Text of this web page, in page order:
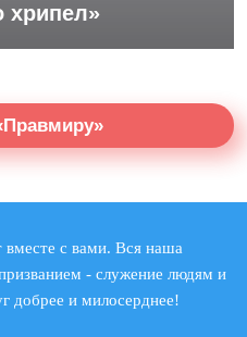
хрипел»
с вами. Вся наша
- служение людям и
добрее и милосерднее!